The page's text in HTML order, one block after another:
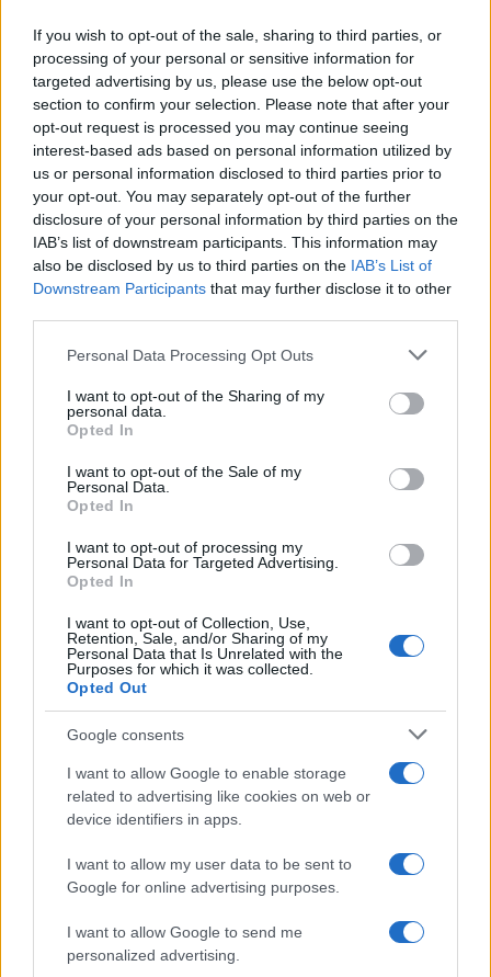
If you wish to opt-out of the sale, sharing to third parties, or
processing of your personal or sensitive information for
targeted advertising by us, please use the below opt-out
section to confirm your selection. Please note that after your
opt-out request is processed you may continue seeing
interest-based ads based on personal information utilized by
us or personal information disclosed to third parties prior to
your opt-out. You may separately opt-out of the further
disclosure of your personal information by third parties on the
IAB’s list of downstream participants. This information may
also be disclosed by us to third parties on the IAB’s List of
Downstream Participants that may further disclose it to other
Please note that this website/app uses one or more Google
not limited to your visit or usage behaviour. You may click to
grant or deny consent to Google and its third-party tags to
use your data for below specified purposes in below Google
consent section.
Personal Data Processing Opt Outs
I want to opt-out of the Sharing of my
personal data.
Opted In
I want to opt-out of the Sale of my
Personal Data.
Opted In
I want to opt-out of processing my
Personal Data for Targeted Advertising.
Opted In
I want to opt-out of Collection, Use,
Retention, Sale, and/or Sharing of my
Personal Data that Is Unrelated with the
Purposes for which it was collected.
Opted Out
Google consents
I want to allow Google to enable storage
related to advertising like cookies on web or
device identifiers in apps.
I want to allow my user data to be sent to
Google for online advertising purposes.
I want to allow Google to send me
personalized advertising.
Quindi, la prossima volta che ti senti sopraffatto,
prendi un momento per te stesso e pratica il niksen.
Scoprirai che questo semplice gesto può fare la
differenza nella tua vita. Non sottovalutare l’arte del
non fare nulla: potrebbe essere il segreto per una
vita più felice e serena!
AUTORE
Continua a leggere
LIFESTYLE